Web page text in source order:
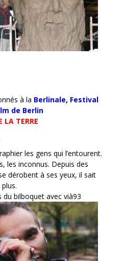
à la Berlinale, Festival
de Berlin
LA TERRE
les gens qui l’entourent.
les inconnus. Depuis des
dérobent à ses yeux, il sait
bilboquet avec vià93